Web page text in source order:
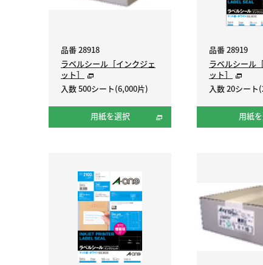
品番 28918
ラベルシール［インクジェ
ット］
入数 500シート(6,000片)
用紙を選択
品番 28919
ラベルシール
ット］
入数 20シート
用紙